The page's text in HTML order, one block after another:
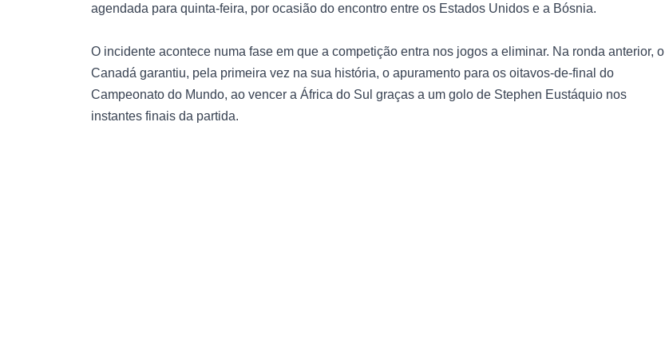
agendada para quinta-feira, por ocasião do encontro entre os Estados Unidos e a Bósnia.
O incidente acontece numa fase em que a competição entra nos jogos a eliminar. Na ronda anterior, o
Canadá garantiu, pela primeira vez na sua história, o apuramento para os oitavos-de-final do
Campeonato do Mundo, ao vencer a África do Sul graças a um golo de Stephen Eustáquio nos
instantes finais da partida.